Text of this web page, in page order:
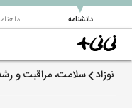
دانشنامه
▼
نوزاد سلامت، مراقبت و